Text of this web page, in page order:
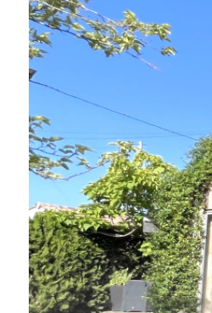
Actualités
Contact